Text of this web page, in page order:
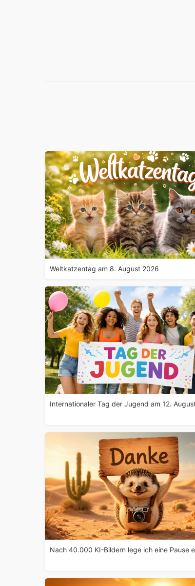
Weltkatzentag am 8. August 2026
Internationaler Tag der Jugend am 12.
Nach 40.000 KI-Bildern lege ich eine Pause